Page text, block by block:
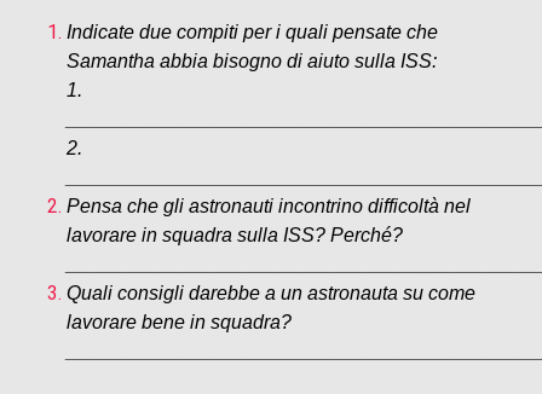
Indicate due compiti per i quali pensate che
Samantha abbia bisogno di aiuto sulla ISS:
1.
2.
Pensa che gli astronauti incontrino difficoltà nel
lavorare in squadra sulla ISS? Perché?
Quali consigli darebbe a un astronauta su come
lavorare bene in squadra?